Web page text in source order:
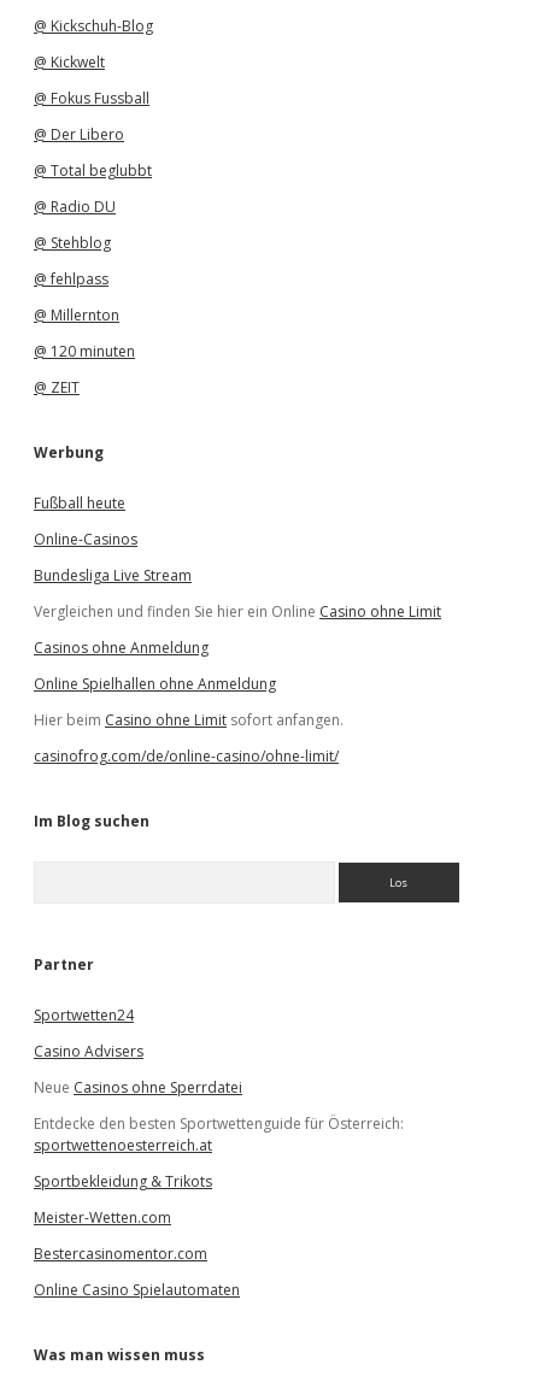
@ Kickschuh-Blog
@ Kickwelt
@ Fokus Fussball
@ Der Libero
@ Total beglubbt
@ Radio DU
@ Stehblog
@ fehlpass
@ Millernton
@ 120 minuten
@ ZEIT
Werbung
Fußball heute
Online-Casinos
Bundesliga Live Stream
Vergleichen und finden Sie hier ein Online Casino ohne Limit
Casinos ohne Anmeldung
Online Spielhallen ohne Anmeldung
Hier beim Casino ohne Limit sofort anfangen.
casinofrog.com/de/online-casino/ohne-limit/
Im Blog suchen
e
Partner
Sportwetten24
Casino Advisers
Neue Casinos ohne Sperrdatei
Entdecke den besten Sportwettenguide für Österreich:
sportwettenoesterreich.at
Sportbekleidung & Trikots
Meister-Wetten.com
Bestercasinomentor.com
Online Casino Spielautomaten
Was man wissen muss